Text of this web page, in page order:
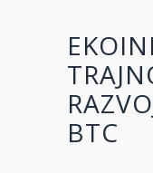
BTC